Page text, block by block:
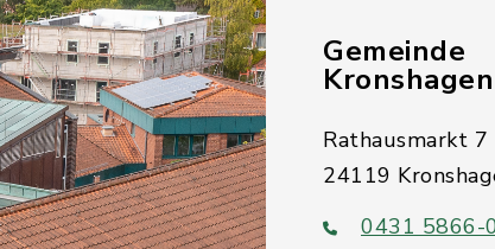
Gemeinde
Kronshagen
Rathausmarkt 7
24119
0431 5866-